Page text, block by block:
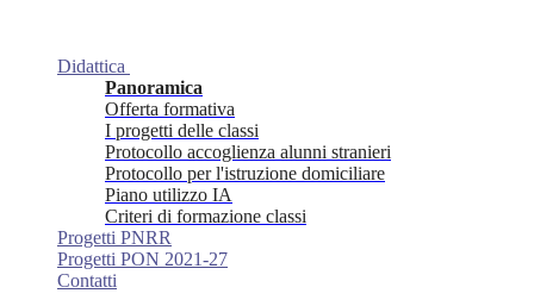
Didattica
Panoramica
Offerta formativa
I progetti delle classi
Protocollo accoglienza alunni stranieri
Protocollo per l'istruzione domiciliare
Piano utilizzo IA
Criteri di formazione classi
Progetti PNRR
Progetti PON 2021-27
Contatti